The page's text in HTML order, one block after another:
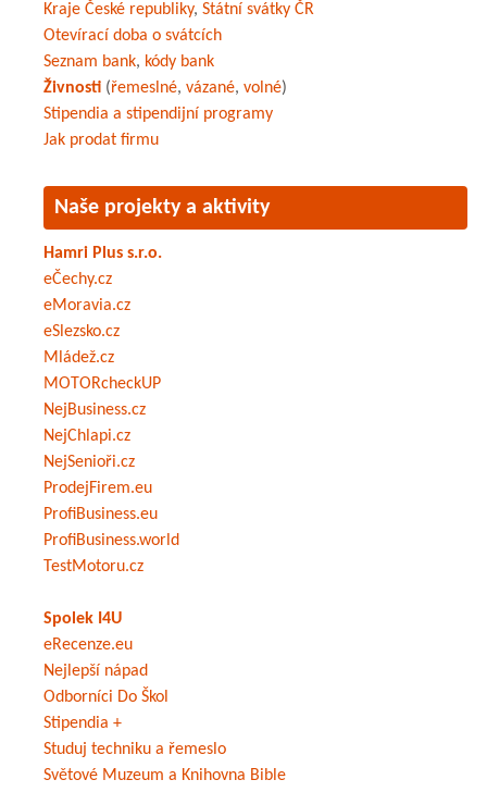
Kraje České republiky, Státní svátky ČR
Otevírací doba o svátcích
Seznam bank, kódy bank
Živnosti (řemeslné, vázané, volné)
Stipendia a stipendijní programy
Jak prodat firmu
Naše projekty a aktivity
Hamri Plus s.r.o.
eČechy.cz
eMoravia.cz
eSlezsko.cz
Mládež.cz
MOTORcheckUP
NejBusiness.cz
NejChlapi.cz
NejSenioři.cz
ProdejFirem.eu
ProfiBusiness.eu
ProfiBusiness.world
TestMotoru.cz
Spolek I4U
eRecenze.eu
Nejlepší nápad
Odborníci Do Škol
Stipendia +
Studuj techniku a řemeslo
Světové Muzeum a Knihovna Bible